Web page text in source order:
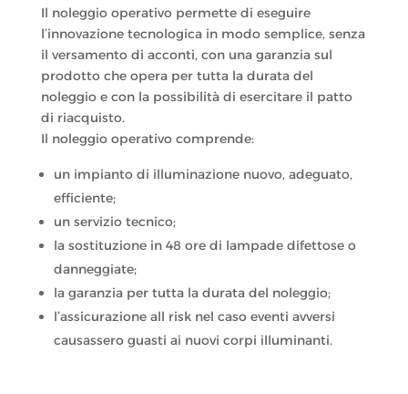
Il noleggio operativo permette di eseguire
l’innovazione tecnologica in modo semplice, senza
il versamento di acconti, con una garanzia sul
prodotto che opera per tutta la durata del
noleggio e con la possibilità di esercitare il patto
di riacquisto.
Il noleggio operativo comprende:
un impianto di illuminazione nuovo, adeguato,
efficiente;
un servizio tecnico;
la sostituzione in 48 ore di lampade difettose o
danneggiate;
la garanzia per tutta la durata del noleggio;
l’assicurazione all risk nel caso eventi avversi
causassero guasti ai nuovi corpi illuminanti.